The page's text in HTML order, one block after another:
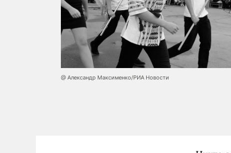
@ Александр Максименко/РИА Новости